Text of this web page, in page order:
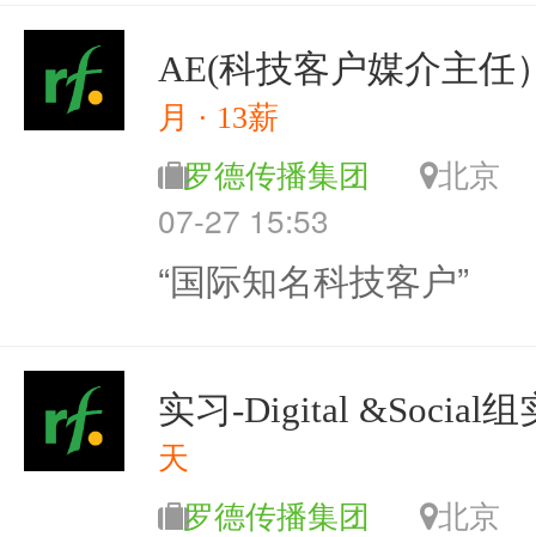
AE(科技客户媒介主任
月 · 13薪
罗德传播集团
北
07-27 15:53
“国际知名科技客户”
实习-Digital &Social组
天
罗德传播集团 北